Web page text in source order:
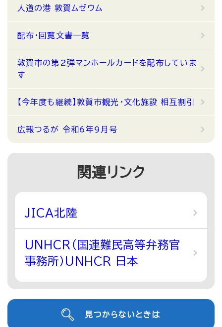
人道の港 敦賀ムゼウム
配布・回覧文書一覧
敦賀市の第2弾マンホールカードを配布していま
す
【今年度も継続】敦賀市観光・文化施設 相互割引
広報つるが 令和6年9月号
関連リンク
JICA北陸
UNHCR（国連難民高等弁務官
事務所）UNHCR 日本
見つからないときは